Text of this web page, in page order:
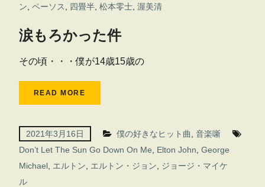
ン ペーソス 四畳半, 松本零士, 渥美清
涙もろかった件
その頃・・・僕が14歳15歳の
READ MORE
2021年3月16日 僕の好きなヒット曲
音楽噺
Don’t Let The Sun Go Down On Me
Elton John George
Michael, エルトン エルトン・ジョン
ジョージ・マイケ
ル